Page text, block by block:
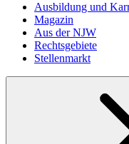
Ausbildung und
Magazin
Aus der NJW
Rechtsgebiete
Stellenmarkt